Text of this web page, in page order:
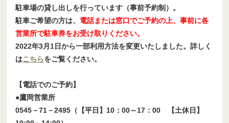
駐車場の貸し出しを行っています（事前予約制）。
駐車ご希望の方は、 電話または窓口でご予約の上、事前に各
営業所で駐車券をお受け取りください。
2022年3月1日から一部利用方法を変更いたしました。詳しく
はこちらをご覧ください。
【電話でのご予約】
●鷹岡営業所
0545－71－2495（【平日】10：00～17：00 【土休日】